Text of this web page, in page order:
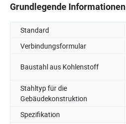
Grundlegende Informationen
Standard
Verbindungsformular
Baustahl aus Kohlenstoff
Stahltyp für die
Gebäudekonstruktion
Spezifikation